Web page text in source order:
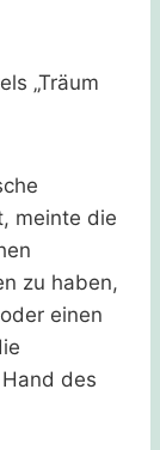
„Träum
meinte die
zu haben,
einen
des